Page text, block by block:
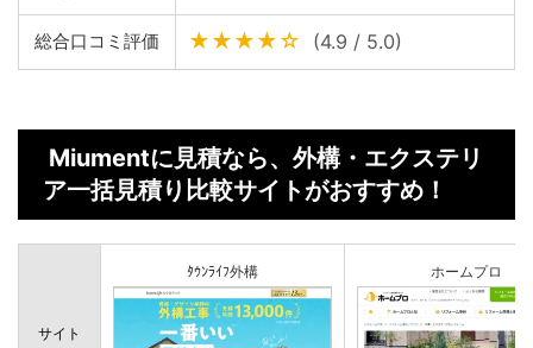
総合口コミ評価 ★★★★☆ (4.9 / 5.0)
Miumentに見積なら、外構・エクステリ
ア一括見積り比較サイトがおすすめ！
サイト
ﾀｳﾝﾗｲﾌ外構 ホームプロ